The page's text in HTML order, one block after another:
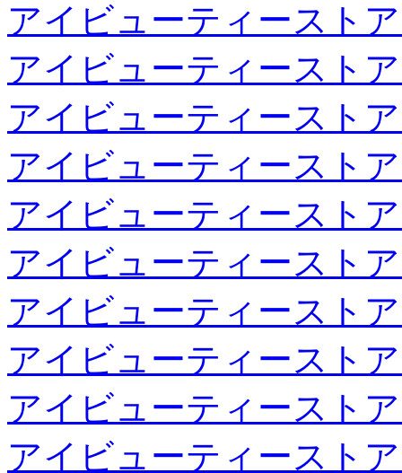
アイビューティースト
アイビューティースト
アイビューティースト
アイビューティースト
アイビューティースト
アイビューティースト
アイビューティースト
アイビューティースト
アイビューティースト
アイビューティースト